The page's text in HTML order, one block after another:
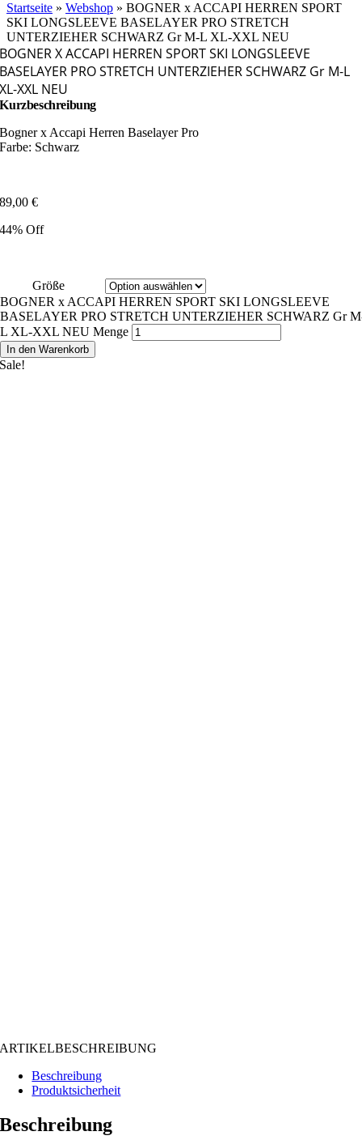
Startseite » Webshop » BOGNER x ACCAPI HERREN SPORT
SKI LONGSLEEVE BASELAYER PRO STRETCH
UNTERZIEHER SCHWARZ Gr M-L XL-XXL NEU
BOGNER X ACCAPI HERREN SPORT SKI LONGSLEEVE
BASELAYER PRO STRETCH UNTERZIEHER SCHWARZ Gr M-L
XL-XXL NEU
Kurzbeschreibung
Bogner x Accapi Herren Baselayer Pro
Farbe: Schwarz
89,00€
44% Off
Größe
BOGNER x ACCAPI HERREN SPORT SKI LONGSLEEVE
BASELAYER PRO STRETCH UNTERZIEHER SCHWARZ Gr
L XL-XXL NEU Menge
In den Warenkorb
Sale!
ARTIKELBESCHREIBUNG
Beschreibung
Produktsicherheit
Beschreibung